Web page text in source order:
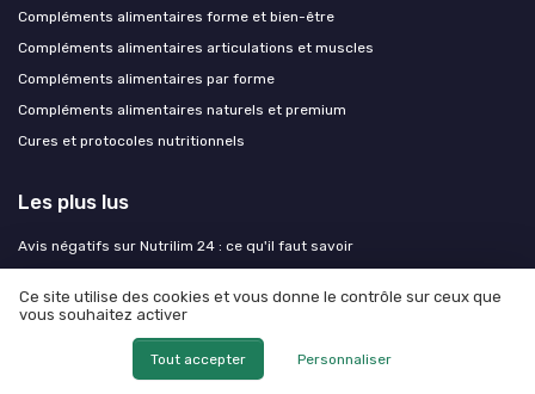
Compléments alimentaires forme et bien-être
Compléments alimentaires articulations et muscles
Compléments alimentaires par forme
Compléments alimentaires naturels et premium
Cures et protocoles nutritionnels
Les plus lus
Avis négatifs sur Nutrilim 24 : ce qu'il faut savoir
Les risques potentiels liés à Pondimax
Effets secondaires des meno actifs : ce qu'il faut savoir
Les bienfaits du manganèse et du cuivre dans les oligosols
Ce site utilise des cookies et vous donne le contrôle sur ceux que
vous souhaitez activer
Tout accepter Personnaliser